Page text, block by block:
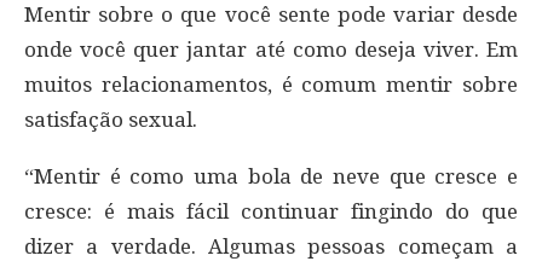
Mentir sobre o que você sente pode variar desde
onde você quer jantar até como deseja viver. Em
muitos relacionamentos, é comum mentir sobre
satisfação sexual.
“Mentir é como uma bola de neve que cresce e
cresce: é mais fácil continuar fingindo do que
dizer a verdade. Algumas pessoas começam a